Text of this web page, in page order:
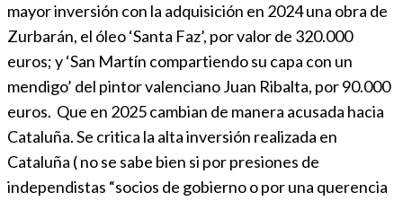
mayor inversión con la adquisición en 2024 una obra de
Zurbarán, el óleo ‘Santa Faz’, por valor de 320.000
euros; y ‘San Martín compartiendo su capa con un
mendigo’ del pintor valenciano Juan Ribalta, por 90.000
euros. Que en 2025 cambian de manera acusada hacia
Cataluña. Se critica la alta inversión realizada en
Cataluña ( no se sabe bien si por presiones de
independistas “socios de gobierno o por una querencia